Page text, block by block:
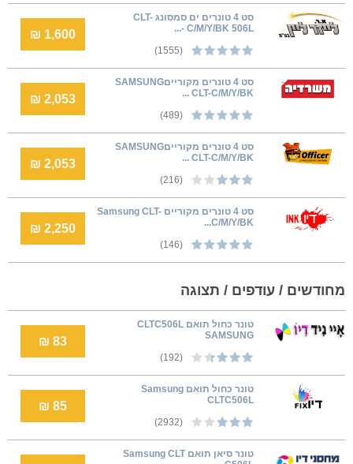
סט 4 טונרים ים סמסונג CLT-
C/M/Y/BK 506L -...
(1555)
1,600 ₪
סט 4 טונרים מקורייםSAMSUNG
CLT-C/M/Y/BK ...
(489)
2,053 ₪
סט 4 טונרים מקורייםSAMSUNG
CLT-C/M/Y/BK ...
(216)
2,053 ₪
סט 4 טונרים מקוריים Samsung CLT-
C/M/Y/BK...
(146)
2,250 ₪
מחודשים / עודפים / תצוגה
טונר כחול תואם CLTC506L
SAMSUNG
(192)
83 ₪
טונר כחול תואם Samsung
CLTC506L
(2932)
85 ₪
טונר סיאן תואם Samsung CLT